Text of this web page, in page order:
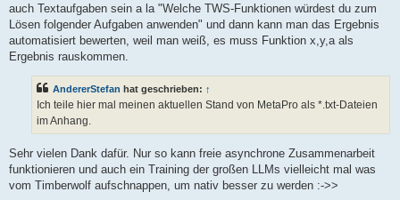
auch Textaufgaben sein a la "Welche TWS-Funktionen würdest du zum
Lösen folgender Aufgaben anwenden" und dann kann man das Ergebnis
automatisiert bewerten, weil man weiß, es muss Funktion x,y,a als
Ergebnis rauskommen.
AndererStefan hat geschrieben: ↑
Ich teile hier mal meinen aktuellen Stand von MetaPro als *.txt-Dateien
im Anhang.
Sehr vielen Dank dafür. Nur so kann freie asynchrone Zusammenarbeit
funktionieren und auch ein Training der großen LLMs vielleicht mal was
vom Timberwolf aufschnappen, um nativ besser zu werden :->>